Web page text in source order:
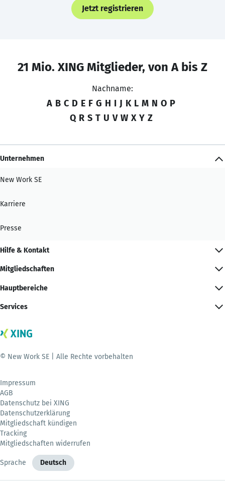
Jetzt registrieren
21 Mio. XING Mitglieder, von A bis Z
Nachname:
A B C D E F G H I J K L M N O P
Q R S T U V W X Y Z
Unternehmen
New Work SE
Karriere
Presse
Hilfe & Kontakt
Mitgliedschaften
Hauptbereiche
Services
© New Work SE | Alle Rechte vorbehalten
Impressum
AGB
Datenschutz bei XING
Datenschutzerklärung
Mitgliedschaft kündigen
Tracking
Mitgliedschaften widerrufen
Sprache Deutsch